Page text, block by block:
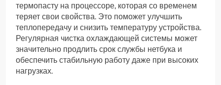
термопасту на процессоре, которая со временем
теряет свои свойства. Это поможет улучшить
теплопередачу и снизить температуру устройства.
Регулярная чистка охлаждающей системы может
значительно продлить срок службы нетбука и
обеспечить стабильную работу даже при высоких
нагрузках.